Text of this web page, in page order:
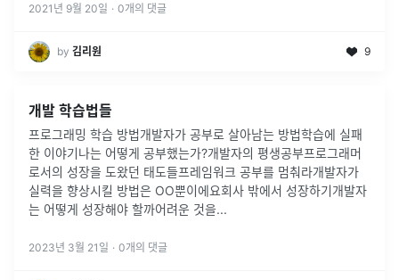
서 프리랜서에...
2021년 9월 20일 · 0개의 댓글
by 김리원 9
개발 학습법들
프로그래밍 학습 방법개발자가 공부로 살아남는 방법학습에 실패
한 이야기나는 어떻게 공부했는가?개발자의 평생공부프로그래머
로서의 성장을 도왔던 태도들프레임워크 공부를 멈춰라개발자가
실력을 향상시킬 방법은 OO뿐이에요회사 밖에서 성장하기개발자
는 어떻게 성장해야 할까어려운 것을...
2023년 3월 21일 · 0개의 댓글